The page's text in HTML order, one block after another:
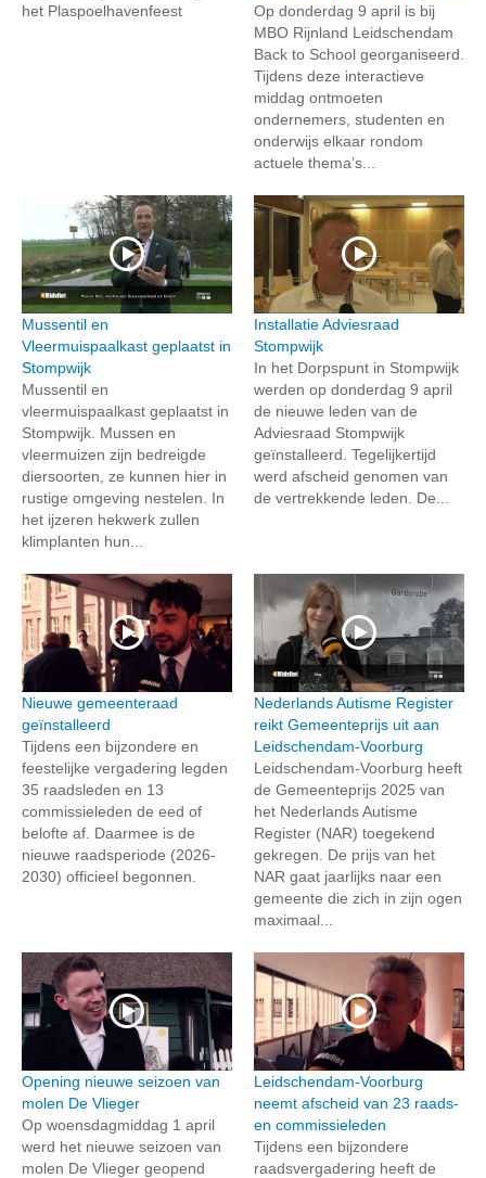
het Plaspoelhavenfeest
Op donderdag 9 april is bij
MBO Rijnland Leidschendam
Back to School georganiseerd.
Tijdens deze interactieve
middag ontmoeten
ondernemers, studenten en
onderwijs elkaar rondom
actuele thema’s...
Mussentil en
Vleermuispaalkast geplaatst in
Stompwijk
Mussentil en
vleermuispaalkast geplaatst in
Stompwijk. Mussen en
vleermuizen zijn bedreigde
diersoorten, ze kunnen hier in
rustige omgeving nestelen. In
het ijzeren hekwerk zullen
klimplanten hun...
Installatie Adviesraad
Stompwijk
In het Dorpspunt in Stompwijk
werden op donderdag 9 april
de nieuwe leden van de
Adviesraad Stompwijk
geïnstalleerd. Tegelijkertijd
werd afscheid genomen van
de vertrekkende leden. De...
Nieuwe gemeenteraad
geïnstalleerd
Tijdens een bijzondere en
feestelijke vergadering legden
35 raadsleden en 13
commissieleden de eed of
belofte af. Daarmee is de
nieuwe raadsperiode (2026-
2030) officieel begonnen.
Nederlands Autisme Register
reikt Gemeenteprijs uit aan
Leidschendam-Voorburg
Leidschendam-Voorburg heeft
de Gemeenteprijs 2025 van
het Nederlands Autisme
Register (NAR) toegekend
gekregen. De prijs van het
NAR gaat jaarlijks naar een
gemeente die zich in zijn ogen
maximaal...
Opening nieuwe seizoen van
molen De Vlieger
Op woensdagmiddag 1 april
werd het nieuwe seizoen van
molen De Vlieger geopend
Leidschendam-Voorburg
neemt afscheid van 23 raads-
en commissieleden
Tijdens een bijzondere
raadsvergadering heeft de